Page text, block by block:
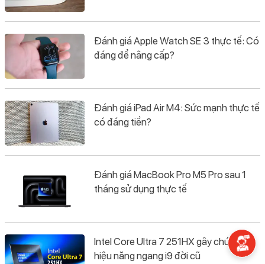
Đánh giá Apple Watch SE 3 thực tế: Có
đáng để nâng cấp?
Đánh giá iPad Air M4: Sức mạnh thực tế
có đáng tiền?
Đánh giá MacBook Pro M5 Pro sau 1
tháng sử dụng thực tế
Intel Core Ultra 7 251HX gây chú ý với
hiệu năng ngang i9 đời cũ